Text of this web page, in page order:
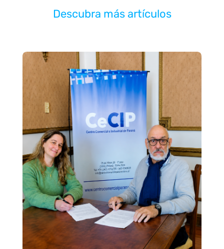
Descubra más artículos